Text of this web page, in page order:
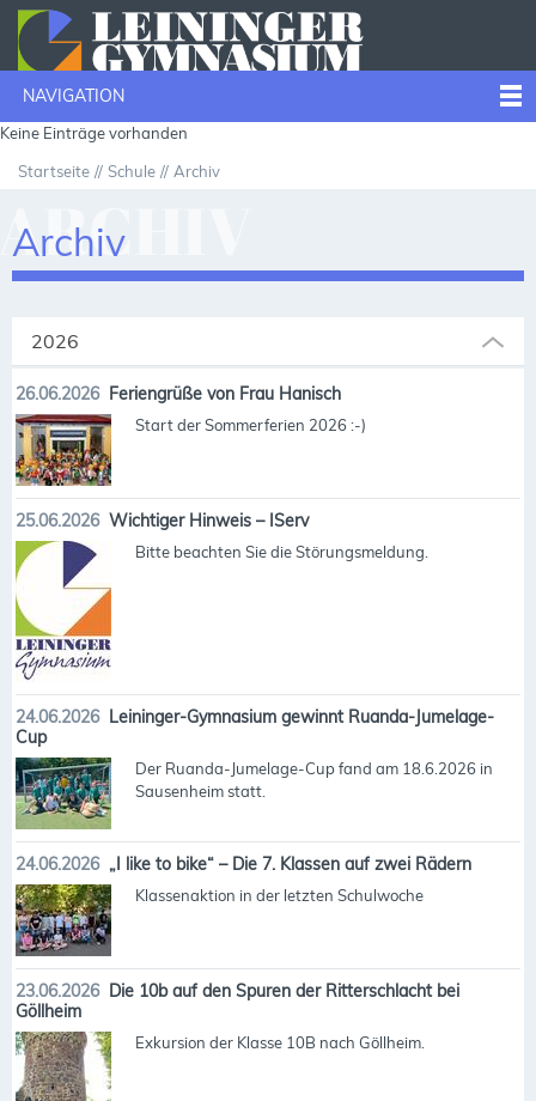
NAVIGATION
Keine Einträge vorhanden
Startseite Schule Archiv
Archiv
2026
26.06.2026 Feriengrüße von Frau Hanisch
Start der Sommerferien 2026 :-)
25.06.2026 Wichtiger Hinweis – IServ
Bitte beachten Sie die Störungsmeldung.
24.06.2026 Leininger-Gymnasium gewinnt Ruanda-Jumelage-
Cup
Der Ruanda-Jumelage-Cup fand am 18.6.2026 in
Sausenheim statt.
24.06.2026 „I like to bike“ – Die 7. Klassen auf zwei Rädern
Klassenaktion in der letzten Schulwoche
23.06.2026 Die 10b auf den Spuren der Ritterschlacht bei
Göllheim
Exkursion der Klasse 10B nach Göllheim.